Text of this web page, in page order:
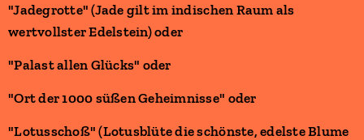
"Jadegrotte" (Jade gilt im indischen Raum als
wertvollster Edelstein) oder
"Palast allen Glücks" oder
"Ort der 1000 süßen Geheimnisse" oder
"Lotusschoß" (Lotusblüte die schönste, edelste Blume